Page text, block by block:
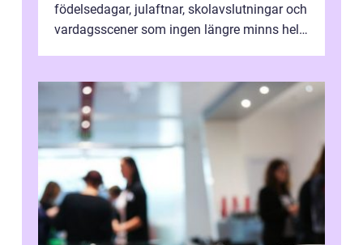
födelsedagar, julaftnar, skolavslutningar och
vardagsscener som ingen längre minns helt.